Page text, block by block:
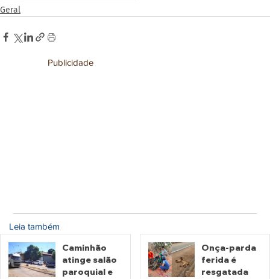
Geral
Publicidade
Leia também
Caminhão
atinge salão
paroquial e
Onça-parda
ferida é
resgatada